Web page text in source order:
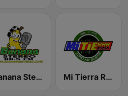
Banana Stereo Mi Tierra Radio